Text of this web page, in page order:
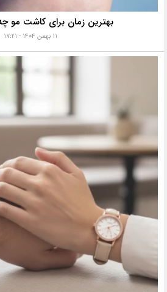
بهترین زمان برای کاشت مو
۱۱ بهمن ۱۴۰۴ - ۱۷:۲۱